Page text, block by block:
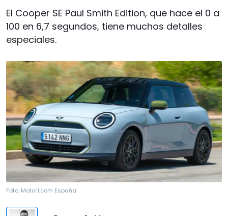
El Cooper SE Paul Smith Edition, que hace el 0 a
100 en 6,7 segundos, tiene muchos detalles
especiales.
Foto: Motor1.com España